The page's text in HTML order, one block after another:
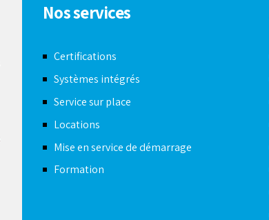
Nos services
Certifications
Systèmes intégrés
Service sur place
Locations
Mise en service de démarrage
Formation